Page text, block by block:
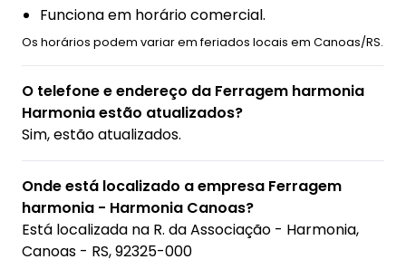
Funciona em horário comercial.
Os horários podem variar em feriados locais em Canoas/RS.
O telefone e endereço da Ferragem harmonia
Harmonia estão atualizados?
Sim, estão atualizados.
Onde está localizado a empresa Ferragem
harmonia - Harmonia Canoas?
Está localizada na R. da Associação - Harmonia,
Canoas - RS, 92325-000